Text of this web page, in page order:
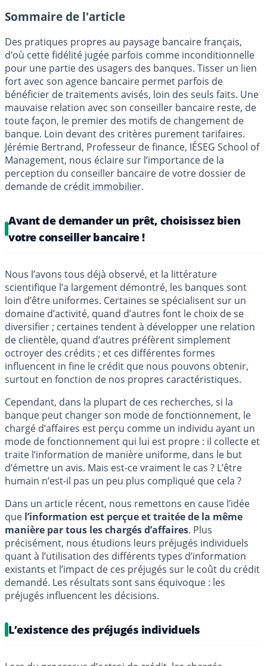
Sommaire de l'article
Des pratiques propres au paysage bancaire français,
d’où cette fidélité jugée parfois comme inconditionnelle
pour une partie des usagers des banques. Tisser un lien
fort avec son agence bancaire permet parfois de
bénéficier de traitements avisés, loin des seuls faits. Une
mauvaise relation avec son conseiller bancaire reste, de
toute façon, le premier des motifs de changement de
banque. Loin devant des critères purement tarifaires.
Jérémie Bertrand, Professeur de finance, IÉSEG School of
Management, nous éclaire sur l’importance de la
perception du conseiller bancaire de votre dossier de
demande de crédit immobilier.
Avant de demander un prêt, choisissez bien
votre conseiller bancaire !
Nous l’avons tous déjà observé, et la littérature
scientifique l’a largement démontré, les banques sont
loin d’être uniformes. Certaines se spécialisent sur un
domaine d’activité, quand d’autres font le choix de se
diversifier ; certaines tendent à développer une relation
de clientèle, quand d’autres préfèrent simplement
octroyer des crédits ; et ces différentes formes
influencent in fine le crédit que nous pouvons obtenir,
surtout en fonction de nos propres caractéristiques.
Cependant, dans la plupart de ces recherches, si la
banque peut changer son mode de fonctionnement, le
chargé d’affaires est perçu comme un individu ayant un
mode de fonctionnement qui lui est propre : il collecte et
traite l’information de manière uniforme, dans le but
d’émettre un avis. Mais est-ce vraiment le cas ? L’être
humain n’est-il pas un peu plus compliqué que cela ?
Dans un article récent, nous remettons en cause l’idée
que l’information est perçue et traitée de la même
manière par tous les chargés d’affaires. Plus
précisément, nous étudions leurs préjugés individuels
quant à l’utilisation des différents types d’information
existants et l’impact de ces préjugés sur le coût du crédit
demandé. Les résultats sont sans équivoque : les
préjugés influencent les décisions.
L’existence des préjugés individuels